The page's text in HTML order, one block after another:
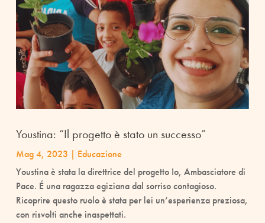
Youstina: “Il progetto è stato un successo”
Mag 4, 2023 | Educazione
Youstina è stata la direttrice del progetto Io, Ambasciatore di
Pace. É una ragazza egiziana dal sorriso contagioso.
Ricoprire questo ruolo è stata per lei un’esperienza preziosa,
con risvolti anche inaspettati.